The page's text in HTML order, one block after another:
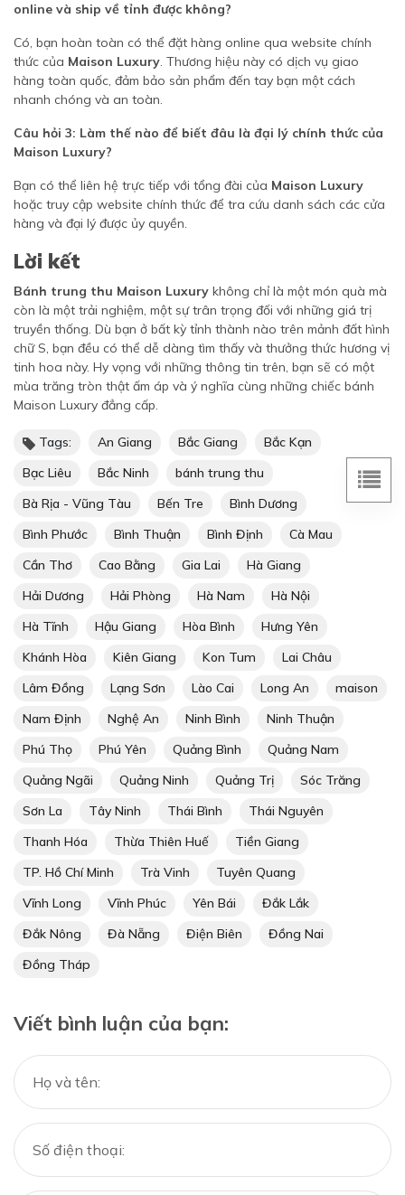
online và ship về tỉnh được không?
Có, bạn hoàn toàn có thể đặt hàng online qua website chính
thức của Maison Luxury. Thương hiệu này có dịch vụ giao
hàng toàn quốc, đảm bảo sản phẩm đến tay bạn một cách
nhanh chóng và an toàn.
Câu hỏi 3: Làm thế nào để biết đâu là đại lý chính thức của
Maison Luxury?
Bạn có thể liên hệ trực tiếp với tổng đài của Maison Luxury
hoặc truy cập website chính thức để tra cứu danh sách các cửa
hàng và đại lý được ủy quyền.
Lời kết
Bánh trung thu Maison Luxury không chỉ là một món quà mà
còn là một trải nghiệm, một sự trân trọng đối với những giá trị
truyền thống. Dù bạn ở bất kỳ tỉnh thành nào trên mảnh đất hình
chữ S, bạn đều có thể dễ dàng tìm thấy và thưởng thức hương vị
tinh hoa này. Hy vọng với những thông tin trên, bạn sẽ có một
mùa trăng tròn thật ấm áp và ý nghĩa cùng những chiếc bánh
Maison Luxury đẳng cấp.
Tags: An Giang Bắc Giang
Bắc Kạn
Bạc Liêu
Bắc Ninh
bánh trung thu
Bà Rịa - Vũng Tàu
Bến Tre
Bình Dương
Bình Phước
Bình Thuận Bình Định
Cà Mau
Cần Thơ
Cao Bằng Gia Lai
Hà Giang
Hải Dương
Hải Phòng Hà Nam
Hà Nội
Hà Tĩnh
Hậu Giang Hòa Bình
Hưng Yên
Khánh Hòa
Kiên Giang Kon Tum
Lai Châu
Lâm Đồng
Lạng Sơn Lào Cai Long An
maison
Nam Định
Nghệ An Ninh Bình
Ninh Thuận
Phú Thọ
Phú Yên Quảng Bình
Quảng Nam
Quảng Ngãi
Quảng Ninh Quảng Trị
Sóc Trăng
Sơn La
Tây Ninh Thái Bình
Thái Nguyên
Thanh Hóa
Thừa Thiên Huế
Tiền Giang
TP. Hồ Chí Minh
Trà Vinh
Tuyên Quang
Vĩnh Long
Vĩnh Phúc Yên Bái
Đắk Lắk
Đắk Nông
Đà Nẵng Điện Biên
Đồng Nai
Đồng Tháp
Viết bình luận của bạn: